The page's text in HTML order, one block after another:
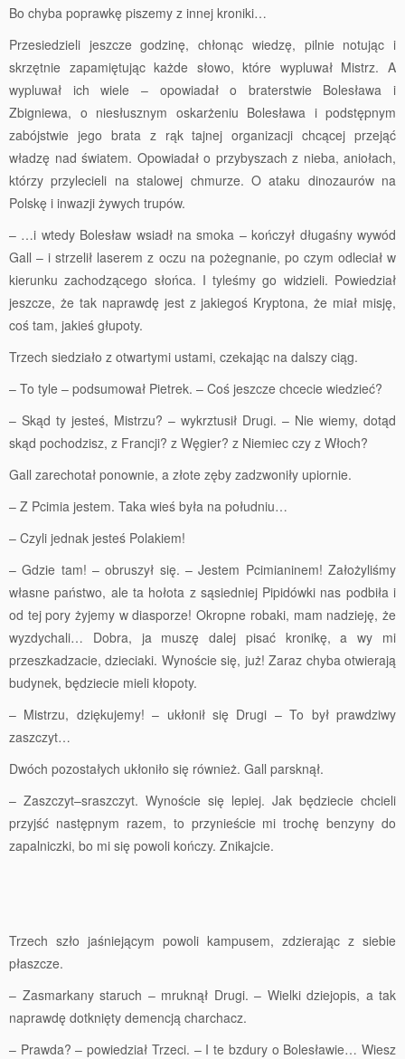
Bo chyba poprawkę piszemy z innej kroniki…
Przesiedzieli jeszcze godzinę, chłonąc wiedzę, pilnie notując i
skrzętnie zapamiętując każde słowo, które wypluwał Mistrz. A
wypluwał ich wiele – opowiadał o braterstwie Bolesława i
Zbigniewa, o niesłusznym oskarżeniu Bolesława i podstępnym
zabójstwie jego brata z rąk tajnej organizacji chcącej przejąć
władzę nad światem. Opowiadał o przybyszach z nieba, aniołach,
którzy przylecieli na stalowej chmurze. O ataku dinozaurów na
Polskę i inwazji żywych trupów.
– …i wtedy Bolesław wsiadł na smoka – kończył długaśny wywód
Gall – i strzelił laserem z oczu na pożegnanie, po czym odleciał w
kierunku zachodzącego słońca. I tyleśmy go widzieli. Powiedział
jeszcze, że tak naprawdę jest z jakiegoś Kryptona, że miał misję,
coś tam, jakieś głupoty.
Trzech siedziało z otwartymi ustami, czekając na dalszy ciąg.
– To tyle – podsumował Pietrek. – Coś jeszcze chcecie wiedzieć?
– Skąd ty jesteś, Mistrzu? – wykrztusił Drugi. – Nie wiemy, dotąd
skąd pochodzisz, z Francji? z Węgier? z Niemiec czy z Włoch?
Gall zarechotał ponownie, a złote zęby zadzwoniły upiornie.
– Z Pcimia jestem. Taka wieś była na południu…
– Czyli jednak jesteś Polakiem!
– Gdzie tam! – obruszył się. – Jestem Pcimianinem! Założyliśmy
własne państwo, ale ta hołota z sąsiedniej Pipidówki nas podbiła i
od tej pory żyjemy w diasporze! Okropne robaki, mam nadzieję, że
wyzdychali… Dobra, ja muszę dalej pisać kronikę, a wy mi
przeszkadzacie, dzieciaki. Wynoście się, już! Zaraz chyba otwierają
budynek, będziecie mieli kłopoty.
– Mistrzu, dziękujemy! – ukłonił się Drugi – To był prawdziwy
zaszczyt…
Dwóch pozostałych ukłoniło się również. Gall parsknął.
– Zaszczyt–sraszczyt. Wynoście się lepiej. Jak będziecie chcieli
przyjść następnym razem, to przynieście mi trochę benzyny do
zapalniczki, bo mi się powoli kończy. Znikajcie.
Trzech szło jaśniejącym powoli kampusem, zdzierając z siebie
płaszcze.
– Zasmarkany staruch – mruknął Drugi. – Wielki dziejopis, a tak
naprawdę dotknięty demencją charchacz.
– Prawda? – powiedział Trzeci. – I te bzdury o Bolesławie… Wiesz